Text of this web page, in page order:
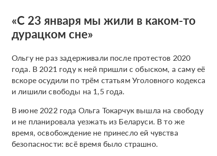
«С 23 января мы жили в каком-то
дурацком сне»
Ольгу не раз задерживали после протестов 2020
года. В 2021 году к ней пришли с обыском, а саму её
вскоре осудили по трём статьям Уголовного кодекса
и лишили свободы на 1,5 года.
В июне 2022 года Ольга Токарчук вышла на свободу
и не планировала уезжать из Беларуси. В то же
время, освобождение не принесло ей чувства
безопасности: всё время было страшно.